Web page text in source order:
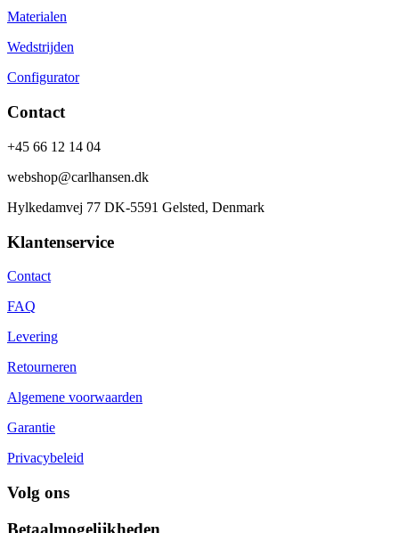
Materialen
Wedstrijden
Configurator
Contact
+45 66 12 14 04
webshop@carlhansen.dk
Hylkedamvej 77 DK-5591 Gelsted, Denmark
Klantenservice
Contact
FAQ
Levering
Retourneren
Algemene voorwaarden
Garantie
Privacybeleid
Volg ons
Betaalmogelijkheden